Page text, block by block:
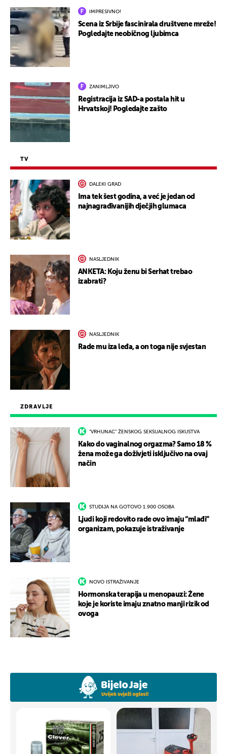
ZDRAVLJE
"VRHUNAC" ŽENSKOG SEKSUALNOG ISKUSTVA
Kako do vaginalnog orgazma? Samo 18 %
žena može ga doživjeti isključivo na ovaj
način
STUDIJA NA GOTOVO 1.900 OSOBA
Ljudi koji redovito rade ovo imaju “mlađi”
organizam, pokazuje istraživanje
NOVO ISTRAŽIVANJE
Hormonska terapija u menopauzi: Žene
koje je koriste imaju znatno manji rizik od
ovoga
IMPRESIVNO!
Scena iz Srbije fascinirala društvene mreže!
Pogledajte neobičnog ljubimca
ZANIMLJIVO
Registracija iz SAD-a postala hit u
Hrvatskoj! Pogledajte zašto
TV
DALEKI GRAD
Ima tek šest godina, a već je jedan od
najnagrađivanijih dječjih glumaca
NASLJEDNIK
ANKETA: Koju ženu bi Serhat trebao
izabrati?
NASLJEDNIK
Rade mu iza leđa, a on toga nije svjestan